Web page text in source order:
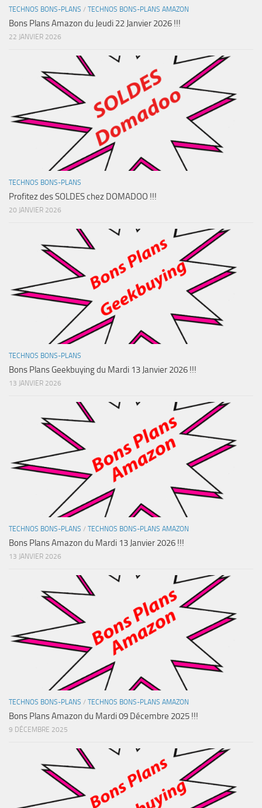
TECHNOS BONS-PLANS / TECHNOS BONS-PLANS AMAZON
Bons Plans Amazon du Jeudi 22 Janvier 2026 !!!
22 JANVIER 2026
TECHNOS BONS-PLANS
Profitez des SOLDES chez DOMADOO !!!
20 JANVIER 2026
TECHNOS BONS-PLANS
Bons Plans Geekbuying du Mardi 13 Janvier 2026 !!!
13 JANVIER 2026
TECHNOS BONS-PLANS / TECHNOS BONS-PLANS AMAZON
Bons Plans Amazon du Mardi 13 Janvier 2026 !!!
13 JANVIER 2026
TECHNOS BONS-PLANS / TECHNOS BONS-PLANS AMAZON
Bons Plans Amazon du Mardi 09 Décembre 2025 !!!
9 DÉCEMBRE 2025